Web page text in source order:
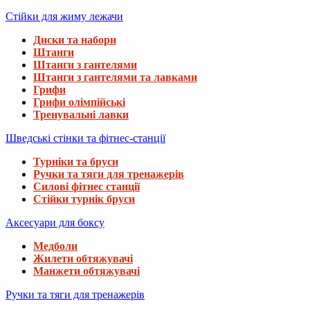
Стійки для жиму лежачи
Диски та набори
Штанги
Штанги з гантелями
Штанги з гантелями та лавками
Грифи
Грифи олімпійські
Тренувальні лавки
Шведські стінки та фітнес-станції
Турніки та бруси
Ручки та тяги для тренажерів
Силові фітнес станції
Стійки турнік бруси
Аксесуари для боксу
Медболи
Жилети обтяжувачі
Манжети обтяжувачі
Ручки та тяги для тренажерів